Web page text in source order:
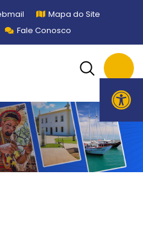
Mapa do Site
Fale Conosco